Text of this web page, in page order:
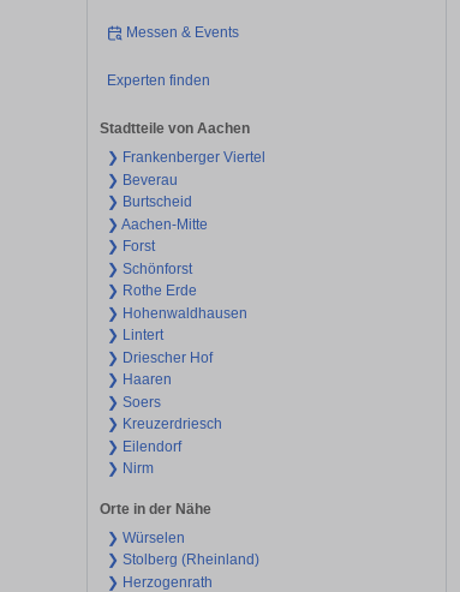
Messen & Events
Experten finden
Stadtteile von Aachen
❯ Frankenberger Viertel
❯ Beverau
❯ Burtscheid
❯ Aachen-Mitte
❯ Forst
❯ Schönforst
❯ Rothe Erde
❯ Hohenwaldhausen
❯ Lintert
❯ Driescher Hof
❯ Haaren
❯ Soers
❯ Kreuzerdriesch
❯ Eilendorf
❯ Nirm
Orte in der Nähe
❯ Würselen
❯ Stolberg (Rheinland)
❯ Herzogenrath